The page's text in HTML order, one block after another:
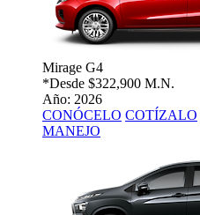
Mirage G4
*Desde $322,900 M.N.
Año: 2026
CONÓCELO COTÍZALO
MANEJO